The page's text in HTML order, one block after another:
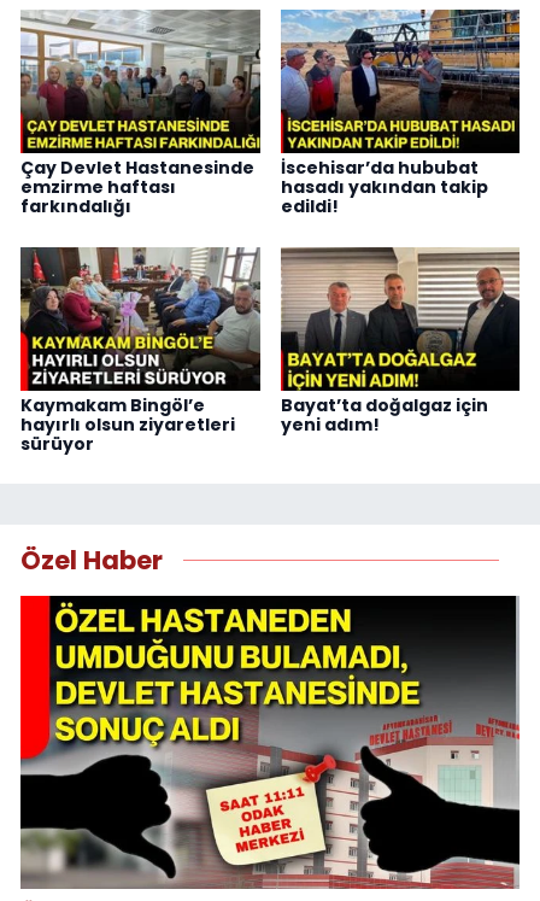
Çay Devlet Hastanesinde
emzirme haftası
farkındalığı
İscehisar’da hububat
hasadı yakından takip
edildi!
Kaymakam Bingöl’e
hayırlı olsun ziyaretleri
sürüyor
Bayat’ta doğalgaz için
yeni adım!
Özel Haber